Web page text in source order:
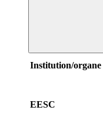
Institution/organe
EESC